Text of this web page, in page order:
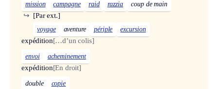
mission campagne raid razzia coup de main
[Par ext.]
↪
voyage aventure périple excursion
expédition[…d’un colis]
envoi acheminement
expédition[En droit]
double copie